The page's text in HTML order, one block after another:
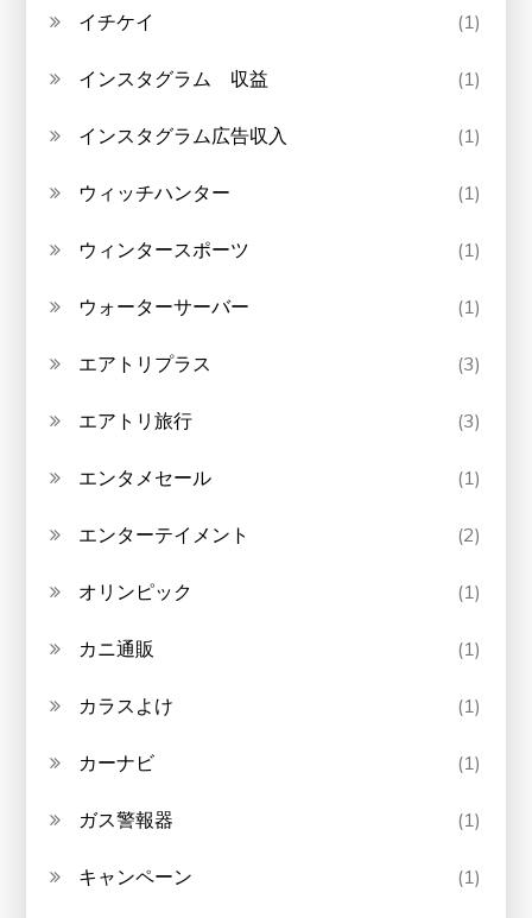
イチケイ (1)
インスタグラム 収益 (1)
インスタグラム広告収入 (1)
ウィッチハンター (1)
ウィンタースポーツ (1)
ウォーターサーバー (1)
エアトリプラス (3)
エアトリ旅行 (3)
エンタメセール (1)
エンターテイメント (2)
オリンピック (1)
カニ通販 (1)
カラスよけ (1)
カーナビ (1)
ガス警報器 (1)
キャンペーン (1)